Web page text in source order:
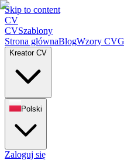
Skip to content
CV
CVSzablony
Strona głównaBlogWzory CV
Kreator CV
Polski
Zaloguj się